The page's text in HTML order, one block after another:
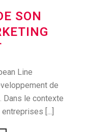
SON
Line
de
Dans le contexte
[...]